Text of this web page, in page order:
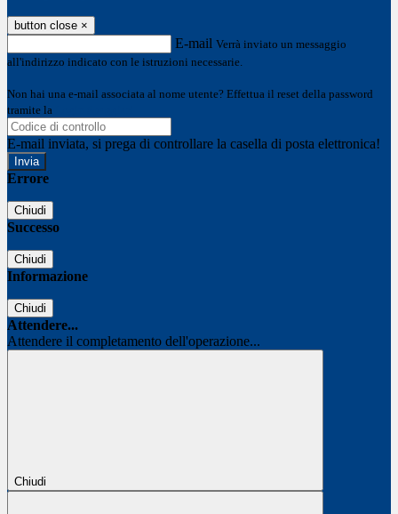
button close ×
E-mail Verrà inviato un messaggio
all'indirizzo indicato con le istruzioni necessarie.
Non hai una e-mail associata al nome utente? Effettua il reset della password
tramite la
E-mail inviata, si prega di controllare la casella di posta elettronica!
Errore
Chiudi
Successo
Chiudi
Informazione
Chiudi
Attendere...
Attendere il completamento dell'operazione...
Chiudi